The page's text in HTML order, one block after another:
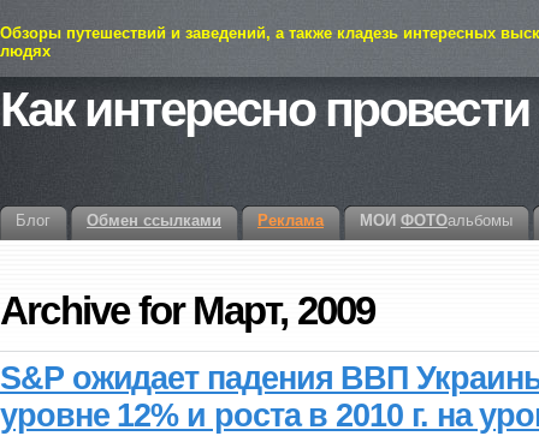
Обзоры путешествий и заведений, а также кладезь интересных
людях
Как интересно
Блог Обмен ссылками Реклама МОИ ФОТОальбомы
Archive for Март, 2009
S&P ожидает падения ВВП
уровне 12% и роста в 2010 г. на